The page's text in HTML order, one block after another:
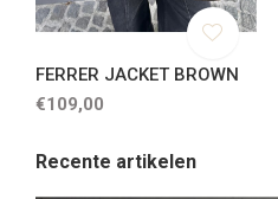
FERRER JACKET BROWN
€109,00
Recente artikelen